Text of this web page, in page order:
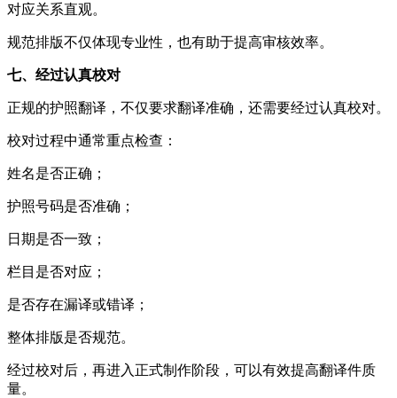
对应关系直观。
规范排版不仅体现专业性，也有助于提高审核效率。
七、经过认真校对
正规的护照翻译，不仅要求翻译准确，还需要经过认真校对。
校对过程中通常重点检查：
姓名是否正确；
护照号码是否准确；
日期是否一致；
栏目是否对应；
是否存在漏译或错译；
整体排版是否规范。
经过校对后，再进入正式制作阶段，可以有效提高翻译件质
量。